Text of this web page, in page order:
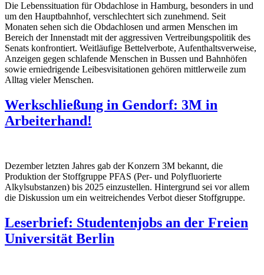
Die Lebenssituation für Obdachlose in Hamburg, besonders in und
um den Hauptbahnhof, verschlechtert sich zunehmend. Seit
Monaten sehen sich die Obdachlosen und armen Menschen im
Bereich der Innenstadt mit der aggressiven Vertreibungspolitik des
Senats konfrontiert. Weitläufige Bettelverbote, Aufenthaltsverweise,
Anzeigen gegen schlafende Menschen in Bussen und Bahnhöfen
sowie erniedrigende Leibesvisitationen gehören mittlerweile zum
Alltag vieler Menschen.
Werkschließung in Gendorf: 3M in
Arbeiterhand!
Dezember letzten Jahres gab der Konzern 3M bekannt, die
Produktion der Stoffgruppe PFAS (Per- und Polyfluorierte
Alkylsubstanzen) bis 2025 einzustellen. Hintergrund sei vor allem
die Diskussion um ein weitreichendes Verbot dieser Stoffgruppe.
Leserbrief: Studentenjobs an der Freien
Universität Berlin